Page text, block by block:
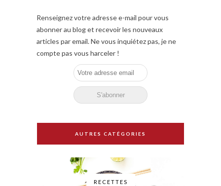
Renseignez votre adresse e-mail pour vous
abonner au blog et recevoir les nouveaux
articles par email. Ne vous inquiétez pas, je ne
compte pas vous harceler !
AUTRES CATÉGORIES
RECETTES